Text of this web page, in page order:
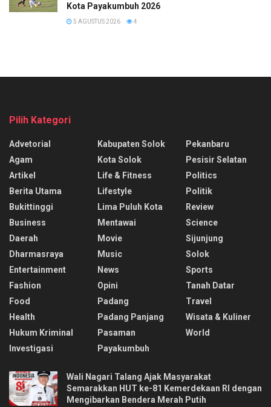
Kota Payakumbuh 2026
5 AGUSTUS 2026 4
Pilih Kategori
Advetorial
Agam
Artikel
Berita Utama
Bukittinggi
Business
Daerah
Dharmasraya
Entertainment
Fashion
Food
Health
Hukum Kriminal
Investigasi
Kabupaten Solok
Kota Solok
Life & Fitness
Lifestyle
Lima Puluh Kota
Mentawai
Movie
Music
News
Opini
Padang
Padang Panjang
Pasaman
Payakumbuh
Pekanbaru
Pesisir Selatan
Politics
Politik
Review
Science
Sijunjung
Solok
Sports
Tanah Datar
Travel
Wisata & Kuliner
World
Wali Nagari Talang Ajak Masyarakat
Semarakkan HUT ke-81 Kemerdekaan RI dengan
Mengibarkan Bendera Merah Putih